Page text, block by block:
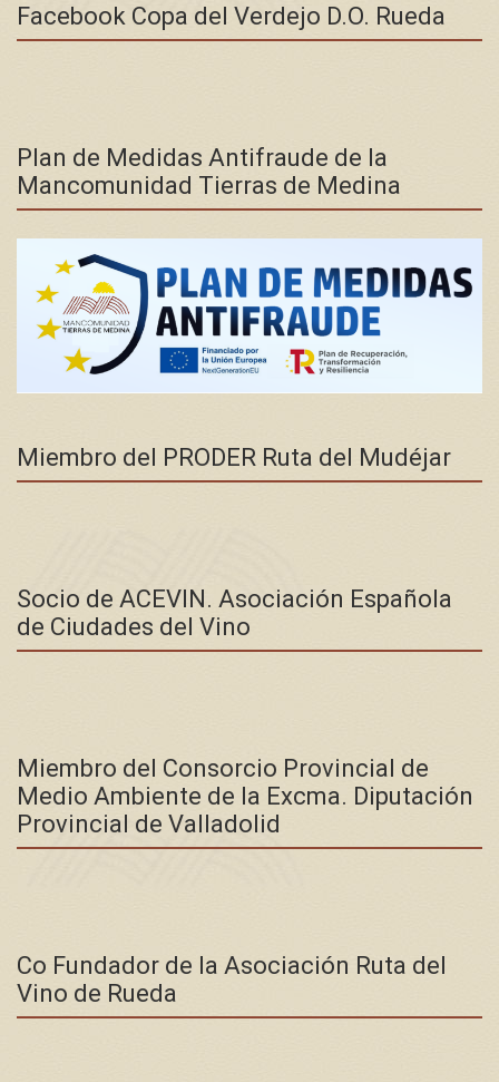
Facebook Copa del Verdejo D.O. Rueda
Plan de Medidas Antifraude de la
Mancomunidad Tierras de Medina
Miembro del PRODER Ruta del Mudéjar
Socio de ACEVIN. Asociación Española
de Ciudades del Vino
Miembro del Consorcio Provincial de
Medio Ambiente de la Excma. Diputación
Provincial de Valladolid
Co Fundador de la Asociación Ruta del
Vino de Rueda